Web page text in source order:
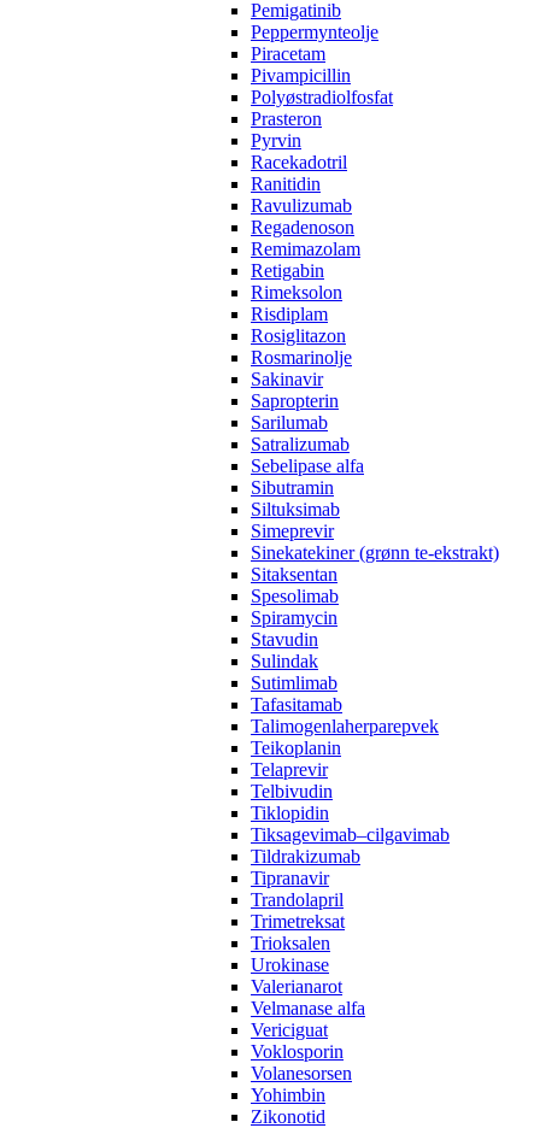
Pemigatinib
Peppermynteolje
Piracetam
Pivampicillin
Polyøstradiolfosfat
Prasteron
Pyrvin
Racekadotril
Ranitidin
Ravulizumab
Regadenoson
Remimazolam
Retigabin
Rimeksolon
Risdiplam
Rosiglitazon
Rosmarinolje
Sakinavir
Sapropterin
Sarilumab
Satralizumab
Sebelipase alfa
Sibutramin
Siltuksimab
Simeprevir
Sinekatekiner (grønn te-ekstrakt)
Sitaksentan
Spesolimab
Spiramycin
Stavudin
Sulindak
Sutimlimab
Tafasitamab
Talimogenlaherparepvek
Teikoplanin
Telaprevir
Telbivudin
Tiklopidin
Tiksagevimab–cilgavimab
Tildrakizumab
Tipranavir
Trandolapril
Trimetreksat
Trioksalen
Urokinase
Valerianarot
Velmanase alfa
Vericiguat
Voklosporin
Volanesorsen
Yohimbin
Zikonotid